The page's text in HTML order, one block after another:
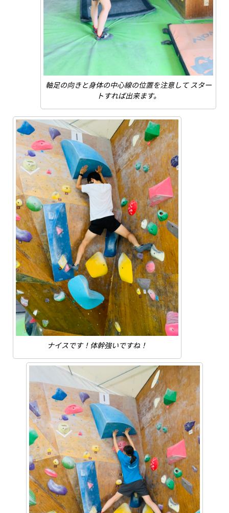
軸足の向きと身体の中心線の位置を注意して スター
トすれば出来ます。
ナイスです！体幹強いですね！